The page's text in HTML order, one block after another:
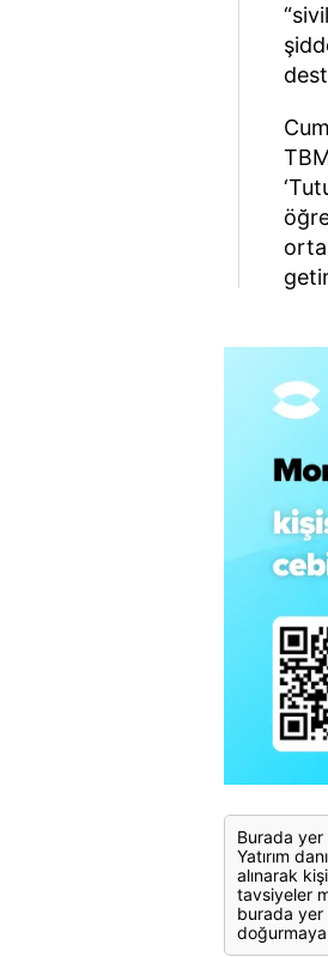
Burada yer
Yatırım
alınarak
tavsiyeler
burada yer